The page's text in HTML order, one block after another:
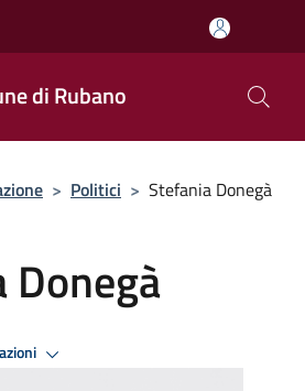
di Rubano
> Politici > Stefania Donegà